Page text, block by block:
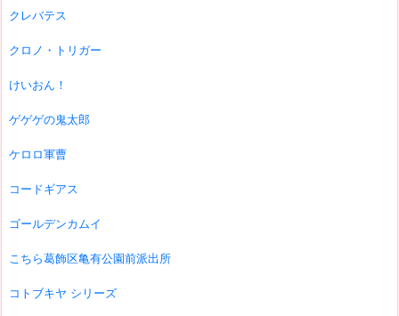
クレバテス
クロノ・トリガー
けいおん！
ゲゲゲの鬼太郎
ケロロ軍曹
コードギアス
ゴールデンカムイ
こちら葛飾区亀有公園前派出所
コトブキヤ シリーズ